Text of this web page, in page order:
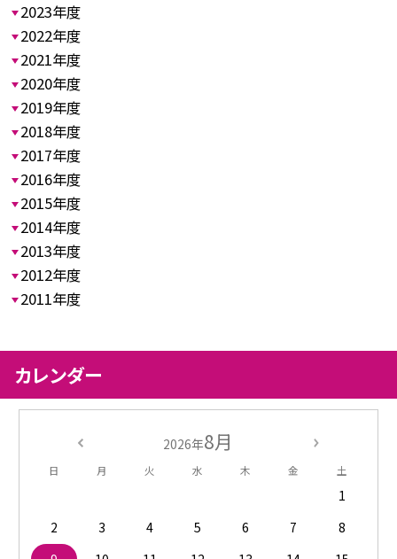
2023年度
2022年度
2021年度
2020年度
2019年度
2018年度
2017年度
2016年度
2015年度
2014年度
2013年度
2012年度
2011年度
カレンダー
2026年8月
日 月 火 水 木 金 土
1
2
3 4 5 6 7
8